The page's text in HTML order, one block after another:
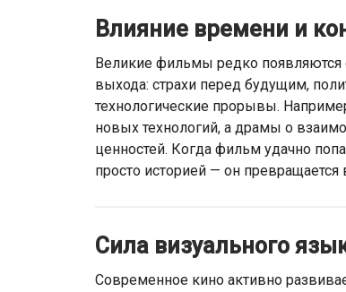
Влияние времени и
Великие фильмы редко появляются
выхода: страхи перед будущим,
технологические прорывы.
новых технологий, а драмы о
ценностей. Когда фильм удачно
просто историей — он превращается
Сила визуального
Современное кино активно